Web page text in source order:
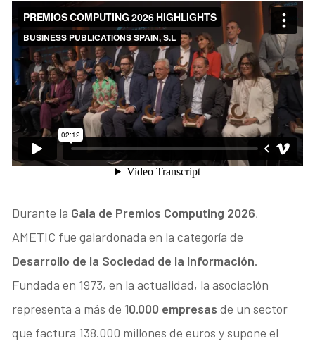
Durante la Gala de Premios Computing 2026,
AMETIC fue galardonada en la categoría de
Desarrollo de la Sociedad de la Información.
Fundada en 1973, en la actualidad, la asociación
representa a más de10.000 empresas de un sector
que factura 138.000 millones de euros y supone el